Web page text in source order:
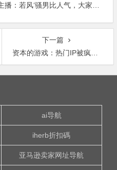
MC天佑拿英雄联盟等竞技游戏主播：若风‘骚男比人气，大家怎么看？谁更有排面？
下一篇
资本的游戏：热门IP被疯抢，网络小说作家月入上万，都是有原因的……
ai导航
iherb折扣碼
亚马逊卖家网址导航